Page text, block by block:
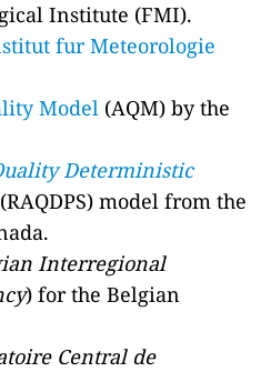
Institute (FMI).
fur Meteorologie
Model (AQM) by the
Deterministic
(RAQDPS) model from the
Interregional
) for the Belgian
Central de